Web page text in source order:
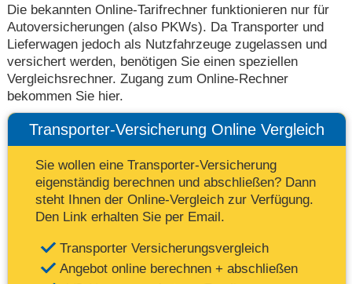
Die bekannten Online-Tarifrechner funktionieren nur für
Autoversicherungen (also PKWs). Da Transporter und
Lieferwagen jedoch als Nutzfahrzeuge zugelassen und
versichert werden, benötigen Sie einen speziellen
Vergleichsrechner. Zugang zum Online-Rechner
bekommen Sie hier.
Transporter-Versicherung Online Vergleich
Sie wollen eine Transporter-Versicherung
eigenständig berechnen und abschließen? Dann
steht Ihnen der Online-Vergleich zur Verfügung.
Den Link erhalten Sie per Email.
Transporter Versicherungsvergleich
Angebot online berechnen + abschließen